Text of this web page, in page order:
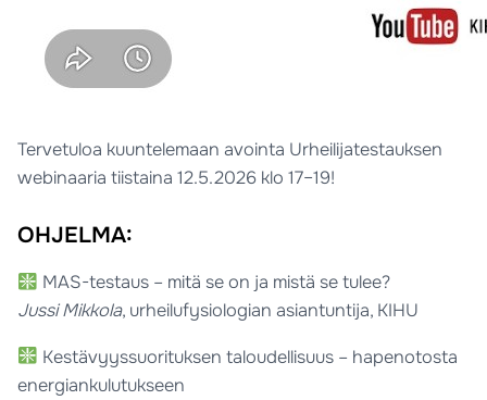
Tervetuloa kuuntelemaan avointa Urheilijatestauksen
webinaaria tiistaina 12.5.2026 klo 17–19!
OHJELMA:
MAS-testaus – mitä se on ja mistä se tulee?
Jussi Mikkola, urheilufysiologian asiantuntija, KIHU
Kestävyyssuorituksen taloudellisuus – hapenotosta
energiankulutukseen